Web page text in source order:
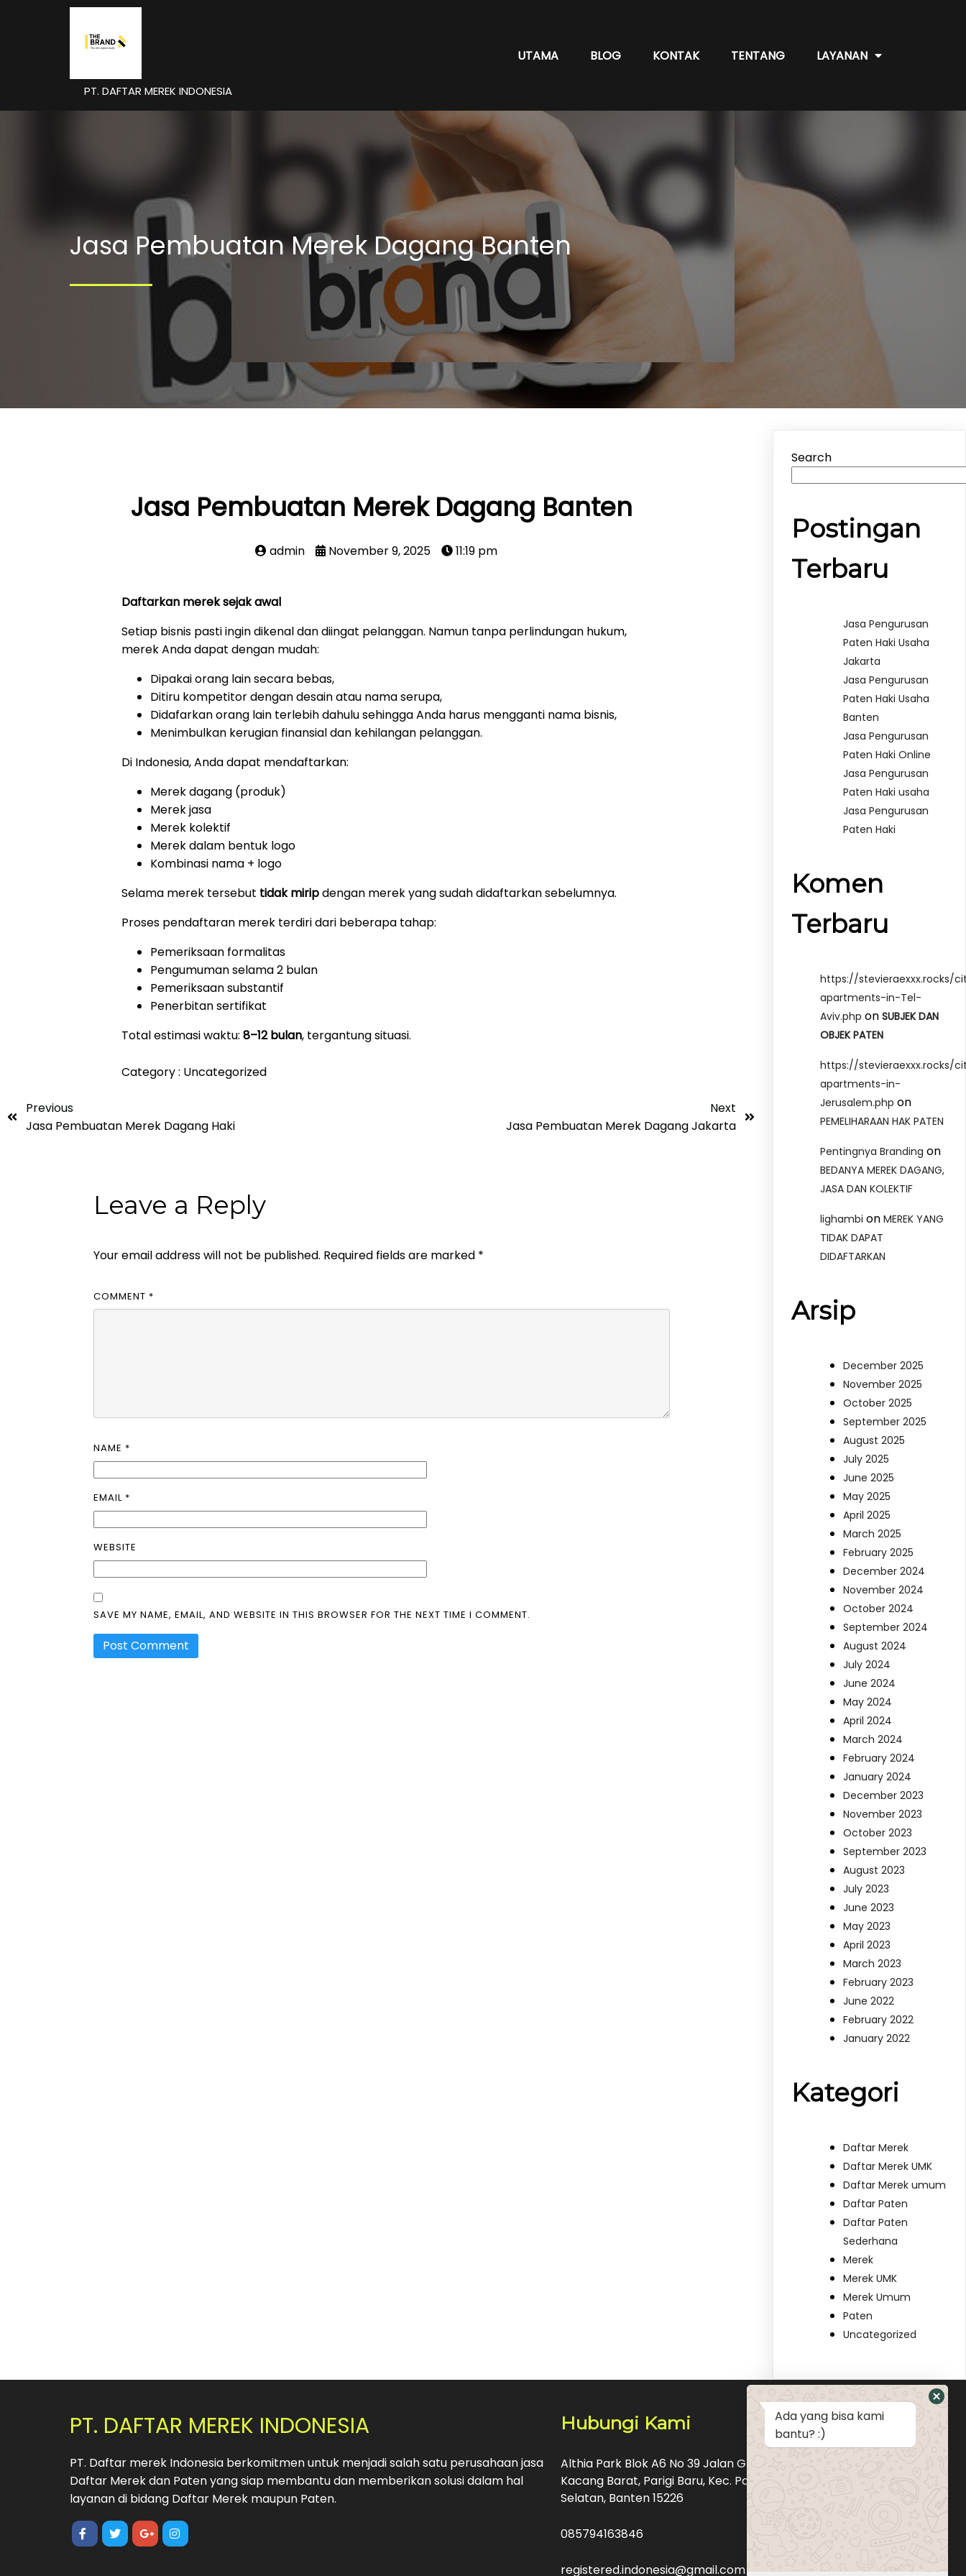
PT. DAFTAR MEREK INDONESIA
UTAMA BLOG KONTAK TENTANG LAYANAN
Jasa Pembuatan Merek Dagang Banten
Jasa Pembuatan Merek Dagang Banten
admin November 9, 2025 11:19 pm
Daftarkan merek sejak awal
Setiap bisnis pasti ingin dikenal dan diingat pelanggan. Namun tanpa perlindungan hukum,
merek Anda dapat dengan mudah:
Dipakai orang lain secara bebas,
Ditiru kompetitor dengan desain atau nama serupa,
Didafarkan orang lain terlebih dahulu sehingga Anda harus mengganti nama bisnis,
Menimbulkan kerugian finansial dan kehilangan pelanggan.
Di Indonesia, Anda dapat mendaftarkan:
Merek dagang (produk)
Merek jasa
Merek kolektif
Merek dalam bentuk logo
Kombinasi nama + logo
Selama merek tersebut tidak miripdengan merek yang sudah didaftarkan sebelumnya.
Proses pendaftaran merek terdiri dari beberapa tahap:
Pemeriksaan formalitas
Pengumuman selama 2 bulan
Pemeriksaan substantif
Penerbitan sertifikat
Total estimasi waktu:8–12 bulan, tergantung situasi.
Category : Uncategorized
Previous
Jasa Pembuatan Merek Dagang Haki
Next
Jasa Pembuatan Merek Dagang Jakarta
Leave a Reply
Your email address will not be published. Required fields are marked *
COMMENT *
NAME *
EMAIL *
WEBSITE
SAVE MY NAME, EMAIL, AND WEBSITE IN THIS BROWSER FOR THE NEXT TIME I COMMENT.
Search
Postingan
Terbaru
Jasa Pengurusan
Paten Haki Usaha
Jakarta
Jasa Pengurusan
Paten Haki Usaha
Banten
Jasa Pengurusan
Paten Haki Online
Jasa Pengurusan
Paten Haki usaha
Jasa Pengurusan
Paten Haki
Komen
Terbaru
https://stevieraexxx.rocks/
apartments-in-Tel-
Aviv.php onSUBJEK DAN
OBJEK PATEN
https://stevieraexxx.rocks/
apartments-in-
Jerusalem.php on
PEMELIHARAAN HAK PATEN
Pentingnya Branding on
BEDANYA MEREK DAGANG,
JASA DAN KOLEKTIF
lighambi onMEREK YANG
TIDAK DAPAT
DIDAFTARKAN
Arsip
December 2025
November 2025
October 2025
September 2025
August 2025
July 2025
June 2025
May 2025
April 2025
March 2025
February 2025
December 2024
November 2024
October 2024
September 2024
August 2024
July 2024
June 2024
May 2024
April 2024
March 2024
February 2024
January 2024
December 2023
November 2023
October 2023
September 2023
August 2023
July 2023
June 2023
May 2023
April 2023
March 2023
February 2023
June 2022
February 2022
January 2022
Kategori
Daftar Merek
Daftar Merek UMK
Daftar Merek umum
Daftar Paten
Daftar Paten
Sederhana
Merek
Merek UMK
Merek Umum
Paten
Uncategorized
PT. DAFTAR MEREK INDONESIA
PT. Daftar merek Indonesia berkomitmen untuk menjadi salah satu perusahaan jasa
Daftar Merek dan Paten yang siap membantu dan memberikan solusi dalam hal
layanan di bidang Daftar Merek maupun Paten.
Hubungi Kami
Althia Park Blok A6 No 39 Jalan Graha Raya Bintaro Pondok
Kacang Barat, Parigi Baru, Kec. Pd. Aren, Kota Tangerang
Selatan, Banten 15226
085794163846
registered.indonesia@gmail.com
Ada yang bisa kami
bantu? :)